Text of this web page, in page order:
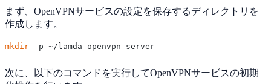
まず、OpenVPNサービスの設定を保存するディレクトリを
作成します。
mkdir
次に、以下のコマンドを実行してOpenVPNサービスの初期